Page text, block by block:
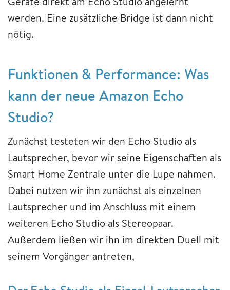
werden. Eine zusätzliche Bridge ist dann nicht
nötig.
Funktionen & Performance: Was
kann der neue Amazon Echo
Studio?
Zunächst testeten wir den Echo Studio als
Lautsprecher, bevor wir seine Eigenschaften als
Smart Home Zentrale unter die Lupe nahmen.
Dabei nutzen wir ihn zunächst als einzelnen
Lautsprecher und im Anschluss mit einem
weiteren Echo Studio als Stereopaar.
Außerdem ließen wir ihn im direkten Duell mit
seinem Vorgänger antreten,